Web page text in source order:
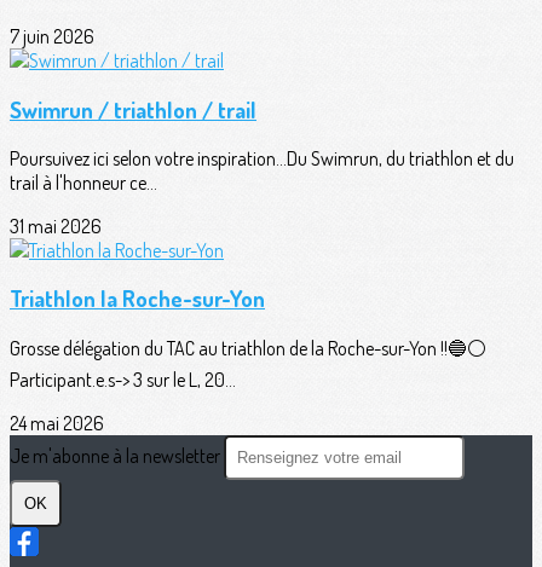
7 juin 2026
Swimrun / triathlon / trail
Poursuivez ici selon votre inspiration...Du Swimrun, du triathlon et du
trail à l'honneur ce...
31 mai 2026
Triathlon la Roche-sur-Yon
Grosse délégation du TAC au triathlon de la Roche-sur-Yon !!🔵⚪️
Participant.e.s-> 3 sur le L, 20...
24 mai 2026
Je m'abonne à la newsletter
OK